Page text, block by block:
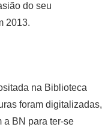
do seu
2013.
na Biblioteca
foram digitalizadas,
a BN para ter-se